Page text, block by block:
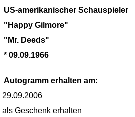
US-amerikanischer Schauspieler
"Happy Gilmore"
"Mr. Deeds"
* 09.09.1966
Autogramm erhalten am:
29.09.2006
als Geschenk erhalten